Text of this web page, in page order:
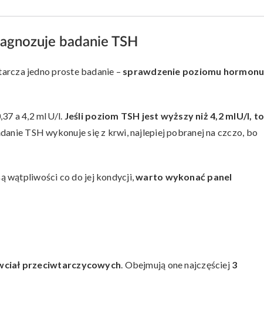
badanie TSH
jedno proste badanie – sprawdzenie poziomu hormonu
a 4,2 mIU/l. Jeśli poziom TSH jest wyższy niż 4,2 mIU/l, to
TSH wykonuje się z krwi, najlepiej pobranej na czczo, bo
wątpliwości co do jej kondycji,warto wykonać panel
przeciwtarczycowych. Obejmują one najczęściej 3